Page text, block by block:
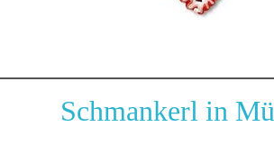
Schmankerl in